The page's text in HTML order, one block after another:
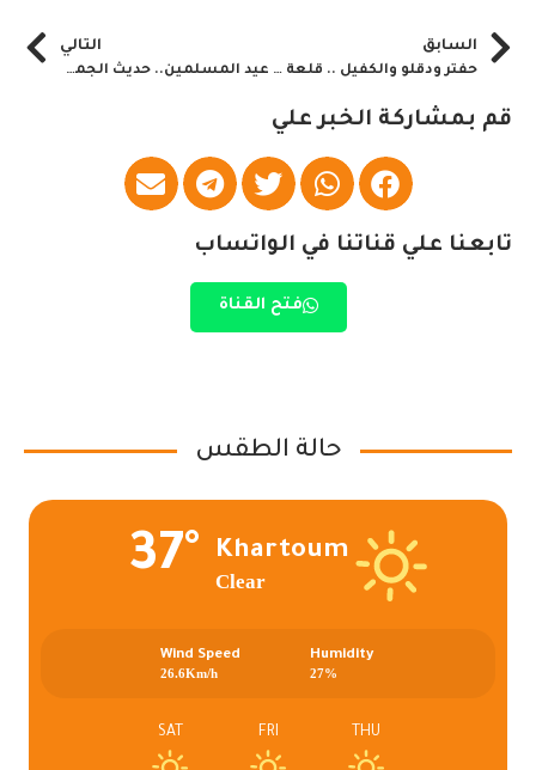
السابق
حفتر ودقلو والكفيل .. قلعة الرمل تتهاوى بـ”المثلت الحدودي”..!!
التالي
عيد المسلمين.. حديث الجمعة
قم بمشاركة الخبر علي
تابعنا علي قناتنا في الواتساب
فتح القناة
حالة الطقس
Khartoum
Clear
37°
Humidity
27%
Wind Speed
26.6Km/h
THU
FRI
SAT